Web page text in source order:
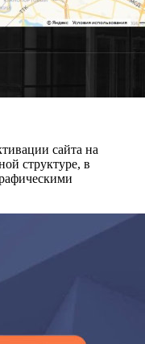
сайта на
структуре, в